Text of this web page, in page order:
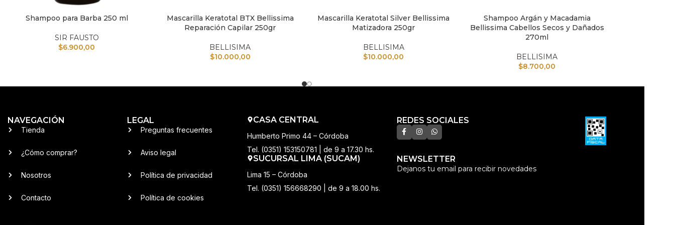
AÑADIR AL CARRITO
Shampoo para Barba 250 ml
SIR FAUSTO
$6.900,00
AÑADIR AL CARRITO
Mascarilla Keratotal BTX Bellissima
Reparación Capilar 250gr
BELLISIMA
$10.000,00
AÑADIR AL CARRITO
Mascarilla Keratotal Silver Bellissima
Matizadora 250gr
BELLISIMA
$10.000,00
AÑADIR AL CARRITO
Shampoo Argán y Macadamia
Bellissima Cabellos Secos y Dañados
270ml
BELLISIMA
$8.700,00
NAVEGACIÓN
Tienda
¿Cómo comprar?
Nosotros
Contacto
LEGAL
Preguntas frecuentes
Aviso legal
Política de privacidad
Política de cookies
CASA CENTRAL
Humberto Primo 44 – Córdoba
Tel. (0351) 153150781 | de 9 a 17.30 hs.
SUCURSAL LIMA (SUCAM)
Lima 15 – Córdoba
Tel. (0351) 156668290 | de 9 a 18.00 hs.
REDES SOCIALES
NEWSLETTER
Dejanos tu email para recibir novedades